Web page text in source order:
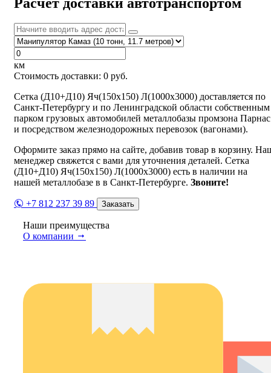
км
Стоимость доставки: 0 руб.
Сетка (Д10+Д10) Яч(150х150) Л(1000х3000) доставляется по
Санкт-Петербургу и по Ленинградской области собственным
парком грузовых автомобилей металлобазы промзона Парнас
и посредством железнодорожных перевозок (вагонами).
Оформите заказ прямо на сайте, добавив товар в корзину.
менеджер свяжется с вами для уточнения деталей. Сетка
(Д10+Д10) Яч(150х150) Л(1000х3000) есть в наличии на
нашей металлобазе в в Санкт-Петербурге. Звоните!
+7 812 237 39 89 Заказать
Наши преимущества
О компании